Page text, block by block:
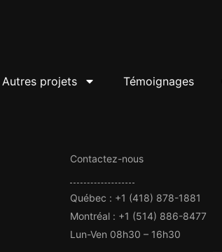
Autres projets Témoignages
Contactez-nous
Québec : +1 (418) 878-1881
Montréal: +1 (514) 886-8477
Lun-Ven 08h30 – 16h30